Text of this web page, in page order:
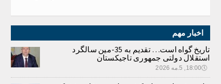
اخبار مهم
تاریخ گواه است… تقدیم به 35-مین سالگرد
استقلال دولتی جمهوری تاجیکستان
🕔18:00, 5.مه 2026